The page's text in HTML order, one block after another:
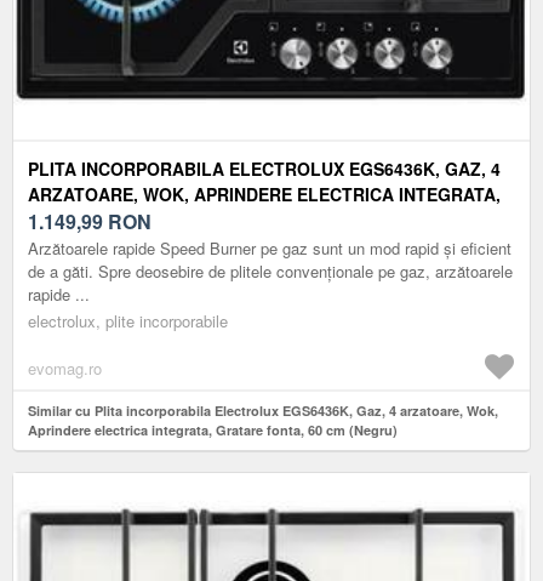
PLITA INCORPORABILA ELECTROLUX EGS6436K, GAZ, 4
ARZATOARE, WOK, APRINDERE ELECTRICA INTEGRATA,
GRATARE FONTA, 60 CM (NEGRU)
1.149,99 RON
Arzătoarele rapide Speed Burner pe gaz sunt un mod rapid și eficient
de a găti. Spre deosebire de plitele convenționale pe gaz, arzătoarele
rapide ...
electrolux, plite incorporabile
evomag.ro
Similar cu Plita incorporabila Electrolux EGS6436K, Gaz, 4 arzatoare, Wok,
Aprindere electrica integrata, Gratare fonta, 60 cm (Negru)